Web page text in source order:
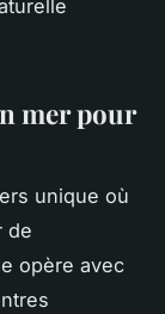
mer pour
unique où
de
opère avec